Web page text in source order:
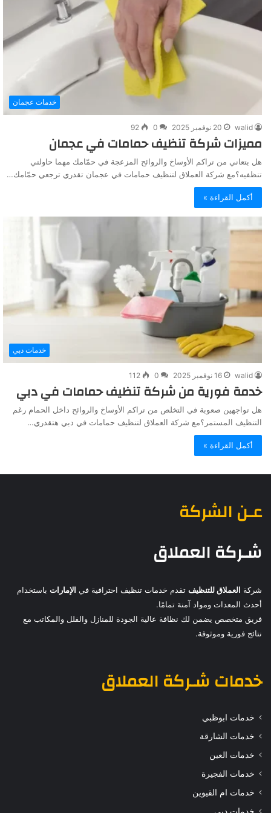
خدمات عجمان
walid 20 نوفمبر 2025 0
92
مميزات شركة تنظيف حمامات في عجمان
هل بتعاني من تراكم الأوساخ والروائح المزعجة في حمّامك مهما حاولتي
تنظفيه؟مع شركة العملاق لتنظيف حمامات في عجمان تقدري ترجعي حمّامك…
أكمل القراءة »
خدمات دبي
walid 16 نوفمبر 2025 0
112
خدمة فورية من شركة تنظيف حمامات في دبي
هل تواجهين صعوبة في التخلص من تراكم الأوساخ والروائح داخل الحمام رغم
التنظيف المستمر؟مع شركة العملاق لتنظيف حمامات في دبي هتقدري…
أكمل القراءة »
عـن الشركة
شـركة العملاق
شركة العملاق للتنظيف تقدم خدمات تنظيف احترافية في الإمارات باستخدام
أحدث المعدات ومواد آمنة تمامًا.
فريق متخصص يضمن لك نظافة عالية الجودة للمنازل والفلل والمكاتب مع
نتائج فورية وموثوقة.
خدمات شـركة العملاق
خدمات ابوظبي
خدمات الشارقة
خدمات العين
خدمات الفجيرة
خدمات ام القيوين